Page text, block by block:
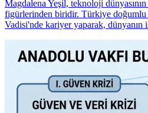
Magdalena Yeşil, teknoloji
figürlerinden biridir. Türkiye
Vadisi'nde kariyer yaparak,